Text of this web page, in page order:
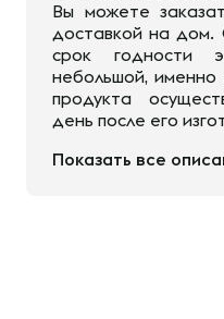
Вы можете
доставкой на дом.
срок годности
небольшой, именно
продукта
день после его
Показать все